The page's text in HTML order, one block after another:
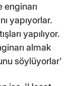
yapıyorlar.
yapılıyor.
almak
söylüyorlar'